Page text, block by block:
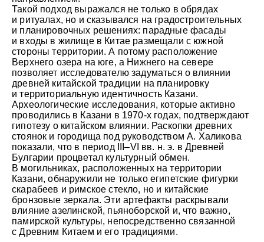
Такой подход выражался не только в обрядах
и ритуалах, но и сказывался на градостроительных
и планировочных решениях: парадные фасады
и входы в жилище в Китае размещали с южной
стороны территории. А потому расположение
Верхнего озера на юге, а Нижнего на севере
позволяет исследователю задуматься о влиянии
древней китайской традиции на планировку
и территориальную идентичность Казани.
Археологические исследования, которые активно
проводились в Казани в 1970-х годах, подтверждают
гипотезу о китайском влиянии. Раскопки древних
стоянок и городища под руководством А. Халикова
показали, что в период III–VI вв. н. э. в Древней
Булгарии процветал культурный обмен.
В могильниках, расположенных на территории
Казани, обнаружили не только египетские фигурки
скарабеев и римское стекло, но и китайские
бронзовые зеркала. Эти артефакты раскрывали
влияние азелинской, пьяноборской и, что важно,
памирской культуры, непосредственно связанной
с Древним Китаем и его традициями.